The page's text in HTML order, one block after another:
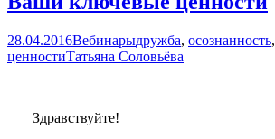
28.04.2016Вебинарыдружба, осознанность,
ценностиТатьяна Соловьёва
Здравствуйте!